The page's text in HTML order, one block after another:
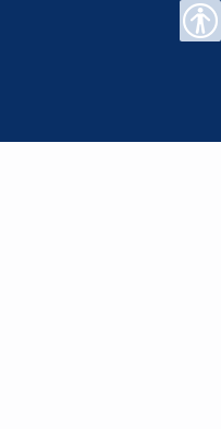
נגישות
מפת
הצהרת
עבור
צרו